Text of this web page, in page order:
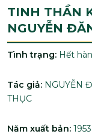
TINH THẦN
NGUYỄN
Tình trạng: Hết
Tác giả: NGUYỄN
THỤC
Năm xuất bản: 1953